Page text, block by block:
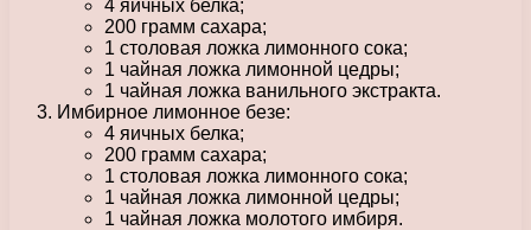
4 яичных белка;
200 грамм сахара;
1 столовая ложка лимонного сока;
1 чайная ложка лимонной цедры;
1 чайная ложка ванильного экстракта.
Имбирное лимонное безе:
4 яичных белка;
200 грамм сахара;
1 столовая ложка лимонного сока;
1 чайная ложка лимонной цедры;
1 чайная ложка молотого имбиря.